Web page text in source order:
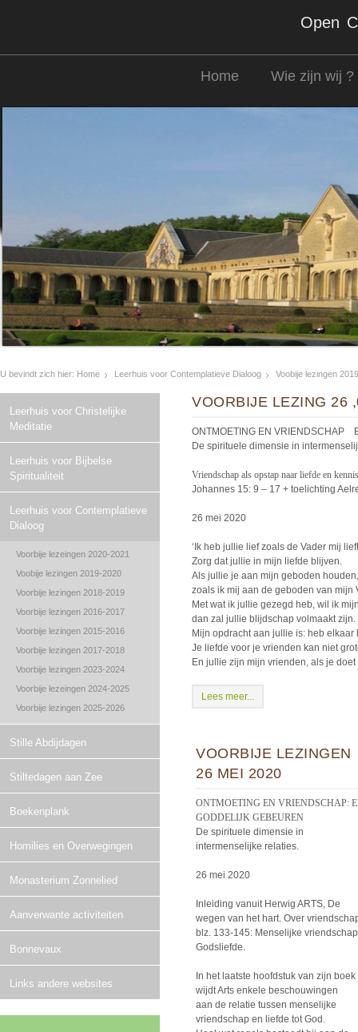
Open
Home Wie zijn wij ?
U bevindt zich hier: Home Leerhuis voor Contemplatieve Dialoog Voobije lezingen
Leerhuis voor Christelijke
Meditatie
Leerhuis voor Bijbelse
Spiritualiteit
Leerhuis voor Contemplatieve
Dialoog
Voorbije lezeingen 2020-2021
Voobije lezingen 2019-2020
Voorbije lezingen 2018-2019
Voorbije lezingen 2016-2017
Voorbije lezingen 2015-2016
Voorbije lezingen 2017-2018
Voorbije lezingen 2023-2024
Voorbije lezeingen 2024-2025
Voorbije lezingen 2025-2026
Stille Abdijdagen
Stiltedagen aan Zee
Boekenplank
Homilies en Overwegingen
Monasterium Zonnelied
Aanverwante activiteiten
Bonnevaux
Links andere websites
VOORBIJE LEZING 26
ONTMOETING EN VRIENDSCHAP
De spirituele dimensie in
Vriendschap als opstap naar liefde en
Johannes 15: 9 – 17 + toelichting
26 mei 2020
‘Ik heb jullie lief zoals de Vader mij
Zorg dat jullie in mijn liefde blijven.
Als jullie je aan mijn geboden
zoals ik mij aan de geboden van mijn
Met wat ik jullie gezegd heb, wil ik
dan zal jullie blijdschap volmaakt zijn.
Mijn opdracht aan jullie is: heb
Je liefde voor je vrienden kan niet
En jullie zijn mijn vrienden, als je
Lees meer...
VOORBIJE LEZINGEN
26 MEI 2020
ONTMOETING EN VRIENDSCHAP:
GODDELIJK GEBEUREN
De spirituele dimensie in
intermenselijke relaties.
26 mei 2020
Inleiding vanuit Herwig ARTS, De
wegen van het hart. Over
blz. 133-145: Menselijke
Godsliefde.
In het laatste hoofdstuk van zijn boek
wijdt Arts enkele beschouwingen
aan de relatie tussen menselijke
vriendschap en liefde tot God.